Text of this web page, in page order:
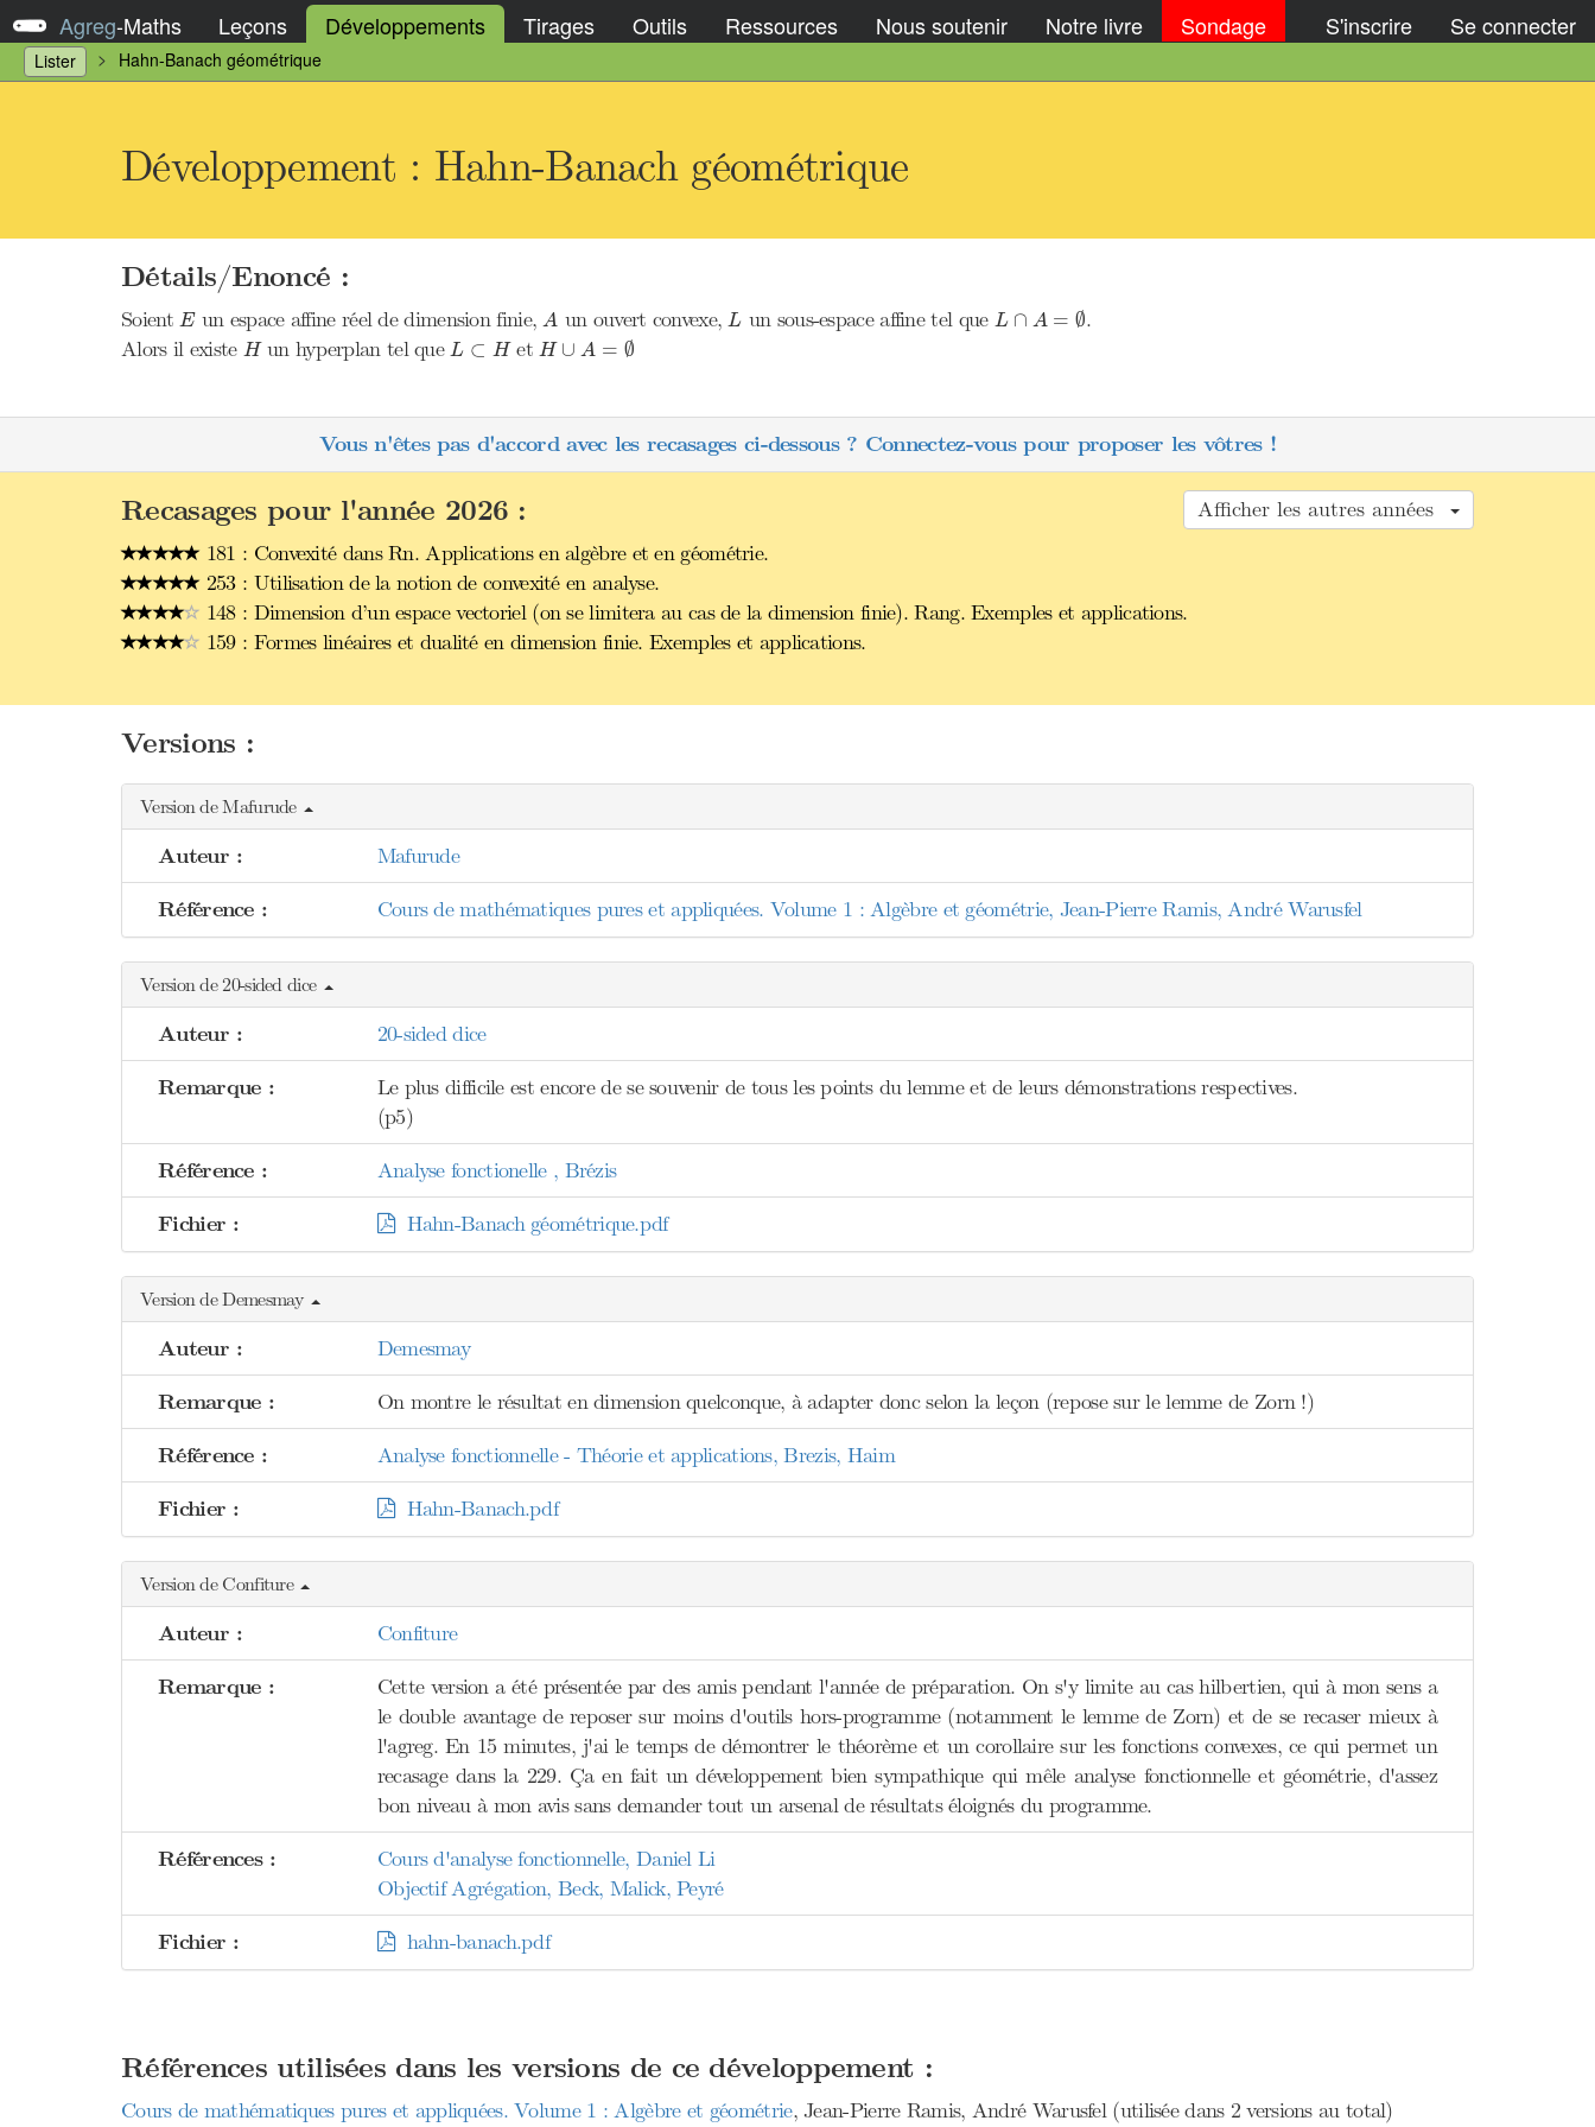
Agreg-Maths Leçons Développements Tirages Outils Ressources Nous soutenir Notre livre Sondage S'inscrire Se connecter
Lister Hahn-Banach géométrique
Développement : Hahn-Banach géométrique
Détails/Enoncé :
SoientE
Eun espace affine réel de dimension finie,A
A un ouvert convexe,L
L un sous-espace affine tel que L ∩ A = ∅
L ∩A =
.
Alors il existe H
Hun hyperplan tel queL ⊂ H
L ⊂H etH ∪ A = ∅
H∪ A =
Vous n'êtes pas d'accord avec les recasages ci-dessous ? Connectez-vous pour proposer les vôtres !
Afficher les autres années
Recasages pour l'année 2026 :
181 : Convexité dans Rn. Applications en algèbre et en géométrie.
253 : Utilisation de la notion de convexité en analyse.
148 : Dimension d’un espace vectoriel (on se limitera au cas de la dimension finie). Rang. Exemples et applications.
159 : Formes linéaires et dualité en dimension finie. Exemples et applications.
Versions :
Version de Mafurude
Auteur : Mafurude
Référence : Cours de mathématiques pures et appliquées. Volume 1 : Algèbre et géométrie, Jean-Pierre Ramis, André Warusfel
Version de 20-sided dice
Auteur : 20-sided dice
Remarque :
Le plus difficile est encore de se souvenir de tous les points du lemme et de leurs démonstrations respectives.
(p5)
Référence : Analyse fonctionelle , Brézis
Fichier : Hahn-Banach géométrique.pdf
Version de Demesmay
Auteur : Demesmay
Remarque : On montre le résultat en dimension quelconque, à adapter donc selon la leçon (repose sur le lemme de Zorn !)
Référence : Analyse fonctionnelle - Théorie et applications, Brezis, Haim
Fichier : Hahn-Banach.pdf
Version de Confiture
Auteur : Confiture
Remarque :
Cette version a été présentée par des amis pendant l'année de préparation. On s'y limite au cas hilbertien, qui à mon sens a
le double avantage de reposer sur moins d'outils hors-programme (notamment le lemme de Zorn) et de se recaser mieux à
l'agreg. En 15 minutes, j'ai le temps de démontrer le théorème et un corollaire sur les fonctions convexes, ce qui permet un
recasage dans la 229. Ça en fait un développement bien sympathique qui mêle analyse fonctionnelle et géométrie, d'assez
bon niveau à mon avis sans demander tout un arsenal de résultats éloignés du programme.
Références :
Cours d'analyse fonctionnelle, Daniel Li
Objectif Agrégation, Beck, Malick, Peyré
Fichier : hahn-banach.pdf
Références utilisées dans les versions de ce développement :
Cours de mathématiques pures et appliquées. Volume 1 : Algèbre et géométrie, Jean-Pierre Ramis, André Warusfel (utilisée dans 2 versions au total)